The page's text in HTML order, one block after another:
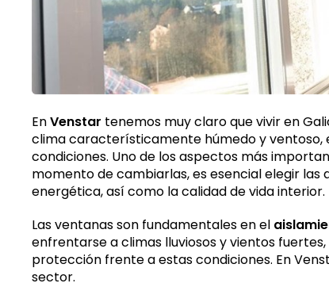
EnVenstar tenemos muy claro que vivir en
clima característicamente húmedo y ventoso,
condiciones. Uno de los aspectos más
momento de cambiarlas, es esencial elegir
energética, así como la calidad de vida interior.
Las ventanas son fundamentales en el
enfrentarse a climas lluviosos y vientos
protección frente a estas condiciones. En
sector.